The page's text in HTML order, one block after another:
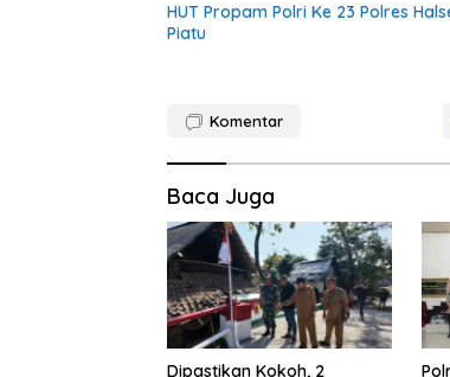
HUT Propam Polri Ke 23 Polres
Piatu
Komentar
Baca Juga
Dipastikan Kokoh, 2